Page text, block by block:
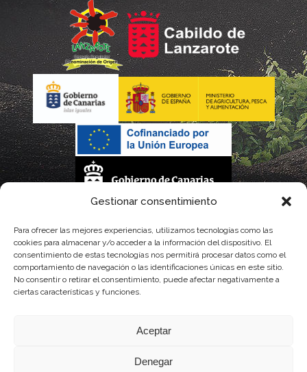
Gestionar consentimiento
Para ofrecer las mejores experiencias, utilizamos tecnologías como las
cookies para almacenar y/o acceder a la información del dispositivo. El
consentimiento de estas tecnologías nos permitirá procesar datos como el
comportamiento de navegación o las identificaciones únicas en este sitio.
No consentir o retirar el consentimiento, puede afectar negativamente a
ciertas características y funciones.
Aceptar
Denegar
parcialmente, por el Gobierno de Canarias
con fondos provenientes del presupuesto de gastos del Instituto Canario de
Calidad Agroalimentaria